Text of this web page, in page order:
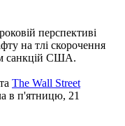
перспективі
на тлі скорочення
санкцій США.
The Wall Street
в п'ятницю, 21